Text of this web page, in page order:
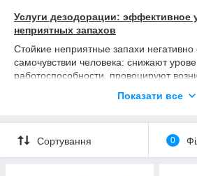
Услуги дезодорации: эффективное
неприятных запахов
Стойкие неприятные запахи негативно
самочувствии человека: снижают
работоспособности, провоцируют
«Ликвидатор» предлагает
Показати все
Сортування 0